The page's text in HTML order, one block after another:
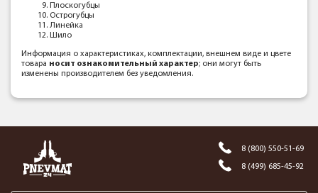
Плоскогубцы
Острогубцы
Линейка
Шило
Информация о характеристиках, комплектации, внешнем виде и цвете
товара носит ознакомительный характер; они могут быть
изменены производителем без уведомления.
8 (800) 550-51-69
8 (499) 685-45-92